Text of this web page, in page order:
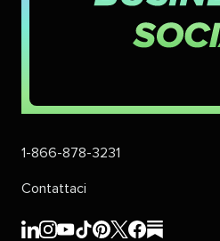
1-866-878-3231
Contattaci
Sprout
Sprout
Sprout
Sprout
Sprout
Sprout
Sprout
Sprout